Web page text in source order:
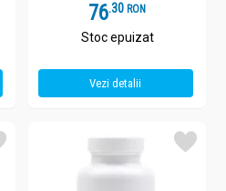
76.3 RON
Stoc epuizat
Vezi detalii